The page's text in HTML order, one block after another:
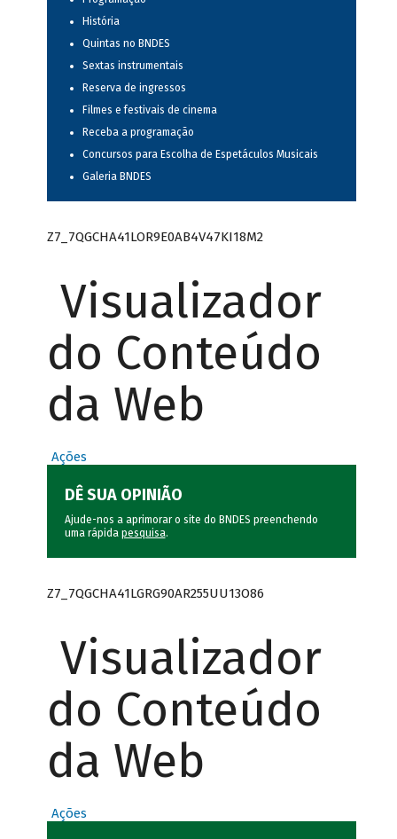
História
Quintas no BNDES
Sextas instrumentais
Reserva de ingressos
Filmes e festivais de cinema
Receba a programação
Concursos para Escolha de Espetáculos Musicais
Galeria BNDES
Z7_7QGCHA41LOR9E0AB4V47KI18M2
Visualizador
do Conteúdo
da Web
Ações
DÊ SUA OPINIÃO
Ajude-nos a aprimorar o site do BNDES preenchendo
uma rápida pesquisa.
Z7_7QGCHA41LGRG90AR255UU13O86
Visualizador
do Conteúdo
da Web
Ações